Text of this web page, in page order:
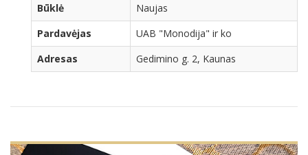
Būklė
Naujas
Pardavėjas
UAB "Monodija" ir ko
Adresas
Gedimino g. 2, Kaunas